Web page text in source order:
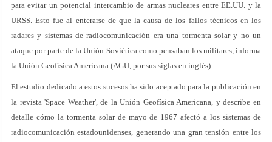
para evitar un potencial intercambio de armas nucleares entre EE.UU. y la
URSS. Esto fue al enterarse de que la causa de los fallos técnicos en los
radares y sistemas de radiocomunicación era una tormenta solar y no un
ataque por parte de la Unión Soviética como pensaban los militares, informa
la Unión Geofísica Americana (AGU, por sus siglas en inglés).
El estudio dedicado a estos sucesos ha sido aceptado para la publicación en
la revista 'Space Weather', de la Unión Geofísica Americana, y describe en
detalle cómo la tormenta solar de mayo de 1967 afectó a los sistemas de
radiocomunicación estadounidenses, generando una gran tensión entre los